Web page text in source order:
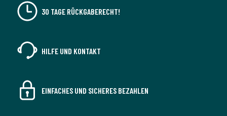
30 TAGE RÜCKGABERECHT!
HILFE UND KONTAKT
EINFACHES UND SICHERES BEZAHLEN